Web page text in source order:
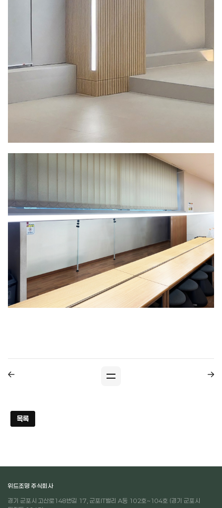
목록
위드조명 주식회사
경기 군포시 고산로148번길 17, 군포IT밸리 A동 102호~104호 (경기 군포시